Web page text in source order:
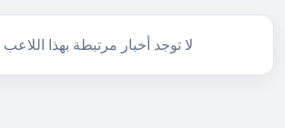
لا توجد أخبار مرتبطة بهذا اللاعب